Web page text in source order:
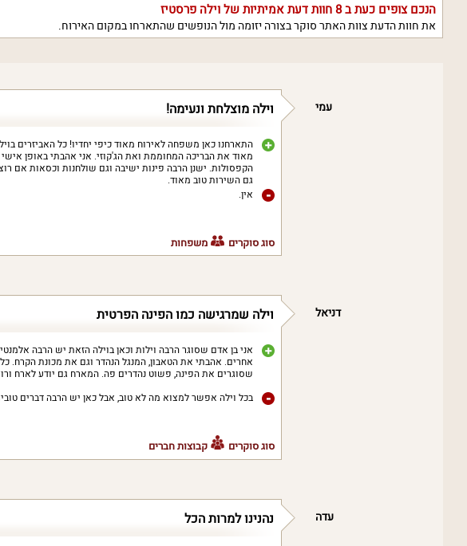
הנכם צופים כעת ב8חוות דעת אמיתיות של וילה פרסטיז
את חוות הדעת צוות האתר סוקר בצורה יזומה מול הנופשים שהתארחו במקום האירוח.
וילה מוצלחת ונעימה! עמי
התארחנו כאן משפחה לאירוח מאוד כיפי יחדיו! כל האביזרים
מאוד את הבריכה המחוממת ואת הג'קוזי. אני אהבתי באופן
הקפסולות. ישנן הרבה פינות ישיבה וגם שולחנות וכסאות אם
גם השירות טוב מאוד.
אין.
סוג סוקרים משפחות
וילה שמרגישה כמו הפינה הפרטית דניאל
אני בן אדם שסוגר הרבה וילות וכאן בוילה הזאת יש הרבה
אחרים. אהבתי את הטאבון, המנגל הנהדר וגם את מכונת הקרח.
שסוגרים את הפינה, פשוט נהדרים פה. המארח גם יודע לארח
בכל וילה אפשר למצוא מה לא טוב, אבל כאן יש הרבה דברים
סוג סוקרים קבוצות חברים
נהנינו למרות הכל עדה